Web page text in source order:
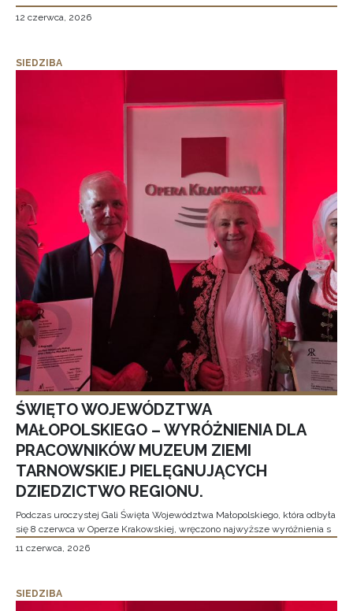
12 czerwca, 2026
SIEDZIBA
ŚWIĘTO WOJEWÓDZTWA
MAŁOPOLSKIEGO – WYRÓŻNIENIA DLA
PRACOWNIKÓW MUZEUM ZIEMI
TARNOWSKIEJ PIELĘGNUJĄCYCH
DZIEDZICTWO REGIONU.
Podczas uroczystej Gali Święta Województwa Małopolskiego, która odbyła
się 8 czerwca w Operze Krakowskiej, wręczono najwyższe wyróżnienia s
11 czerwca, 2026
SIEDZIBA